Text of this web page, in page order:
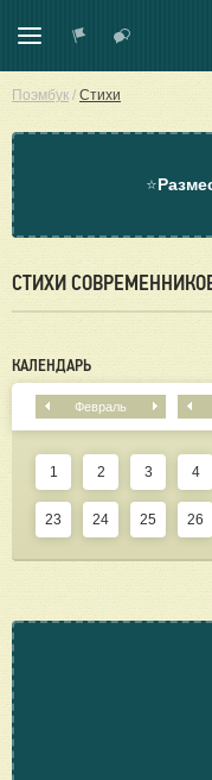
Поэмбук / Стихи
⭐
СТИХИ
КАЛЕНДАРЬ
Февраль
1 2 3 4
23 24 25 26